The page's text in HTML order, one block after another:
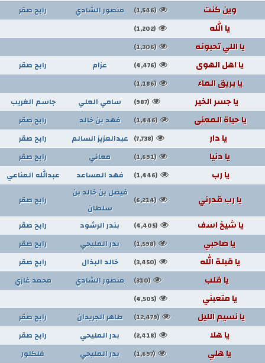
وين كنت (1,546) منصور الشادي رابح صقر
يا الله (1,202)
يا اللي تحبونه (1,306)
يا اهل الهوى (4,476) عزام رابح صقر
يا بريق الماء (1,186)
يا جسر الخير (987) سامي العلي جاسم الغريب
يا حياة المعنى (1,446) فهد بن خالد رابح صقر
يا دار (7,738) عبدالعزيز السالم رابح صقر
يا دنيا (1,691) معاني رابح صقر
يا رب (1,446) فهد المساعد عبدالله المناعي
يا رب قدرني (6,214)
فيصل بن خالد بن
سلطان
رابح صقر
يا شيخ اسف (4,405) بندر الرشود رابح صقر
يا صاحبي (1,598) بدر المليحي رابح صقر
يا قبلة الله (3,450) خالد البذال رابح صقر
يا قلب (310) منصور الشادي محمد غازي
يا متعبني (4,505)
يا نسيم الليل (12,479) طاهر الجريدان رابح صقر
يا هلا (2,418) بدر المليحي رابح صقر
يا هلي (1,697) بدر المليحي فلكلور